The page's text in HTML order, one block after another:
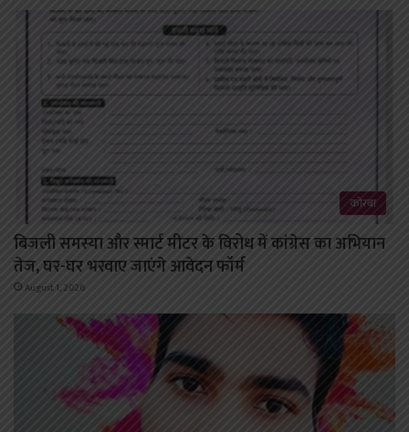
कोरबा
बिजली समस्या और स्मार्ट मीटर के विरोध में कांग्रेस का अभियान
तेज, घर-घर भरवाए जाएंगे आवेदन फॉर्म
August 1, 2026